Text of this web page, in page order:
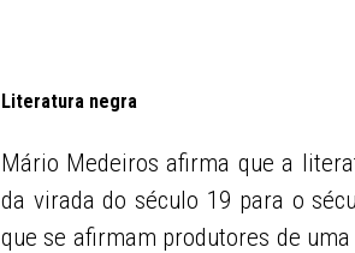
Literatura negra
Mário Medeiros afirma que a
da virada do século 19 para o
que se afirmam produtores de